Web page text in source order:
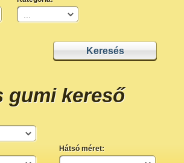
gumi kereső
Hátsó méret: